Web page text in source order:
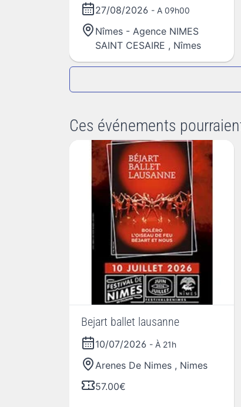
27/08/2026 - A 09h00
Nîmes - Agence NIMES
SAINT CESAIRE , Nîmes
Ces événements
Bejart ballet lausanne
10/07/2026 - À 21h
Arenes De Nimes , Nimes
57.00€